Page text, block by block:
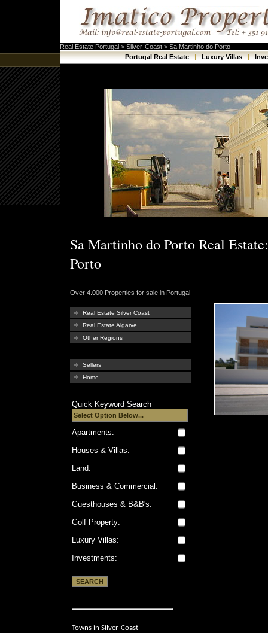
Real Estate Portugal > Silver-Coast > Sa Martinho do Porto
Portugal Real Estate | Luxury Villas |
Sa Martinho do Porto Real
Porto
Over 4.000 Properties for sale in Portugal
Real Estate Silver Coast
Real Estate Algarve
Other Regions
Sellers
Home
Quick Keyword Search
Apartments:
Houses & Villas:
Land:
Business & Commercial:
Guesthouses & B&B's:
Golf Property:
Luxury Villas:
Investments:
Towns in Silver-Coast